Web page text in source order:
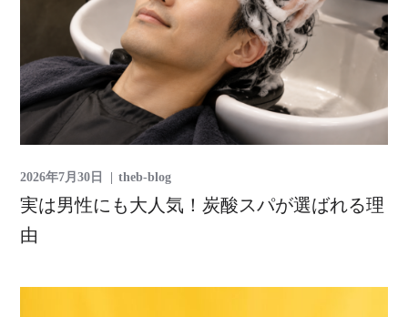
2026年7月30日 theb-blog
実は男性にも大人気！炭酸スパが選ばれる理
由